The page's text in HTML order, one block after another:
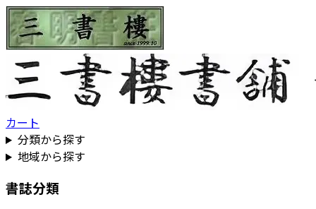
カート
分類から探す
地域から探す
書誌分類